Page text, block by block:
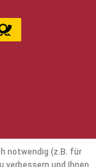
notwendig (z.B. für
verbessern und Ihnen